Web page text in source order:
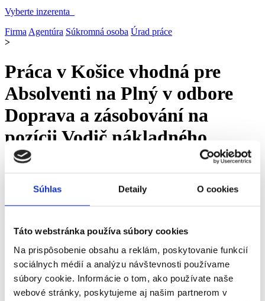
Súhlas Detaily O cookies
Táto webstránka používa súbory cookies
Na prispôsobenie obsahu a reklám, poskytovanie funkcií
sociálnych médií a analýzu návštevnosti používame
súbory cookie. Informácie o tom, ako používate naše
webové stránky, poskytujeme aj našim partnerom v
Vyberte inzerenta
FirmaAgentúra Súkromná osoba Úrad práce
>
Práca v Košice vhodná pre
Absolventi na Plný v odbore
Doprava a zásobování na
pozícii Vodič nákladného
automobilu - 0 ponúk práce
upresniť vyhľadávanie
Vodič nákladného automobilu PlnýAbsolventi Ďalšie štítky »
odbore Doprava a zásobování a na pozíciiVodič
nákladného automobilu- voľné pracovné miesta
Ponuky práce v Košice vhodné pre Absolventi na Plný v odbore